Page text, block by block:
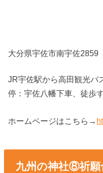
大分県宇佐市南宇佐2859
JR宇佐駅から高田観光バ
停：宇佐八幡下車、徒歩
ホームページはこちら→
九州の神社⑧祈願